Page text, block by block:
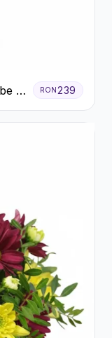
și
RON239